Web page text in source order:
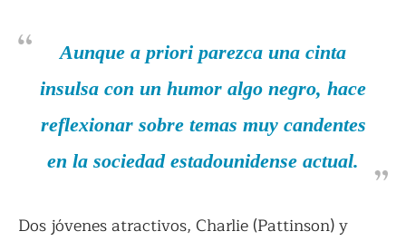
Aunque a priori parezca una cinta
insulsa con un humor algo negro, hace
reflexionar sobre temas muy candentes
en la sociedad estadounidense actual.
Dos jóvenes atractivos, Charlie (Pattinson) y